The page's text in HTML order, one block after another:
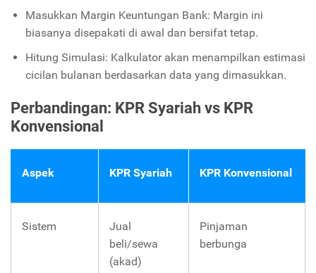
Masukkan Margin Keuntungan Bank: Margin ini
biasanya disepakati di awal dan bersifat tetap.
Hitung Simulasi: Kalkulator akan menampilkan estimasi
cicilan bulanan berdasarkan data yang dimasukkan.
Perbandingan: KPR Syariah vs KPR
Konvensional
Aspek KPR Syariah KPR Konvensional
Sistem
Jual
beli/sewa
(akad)
Pinjaman
berbunga